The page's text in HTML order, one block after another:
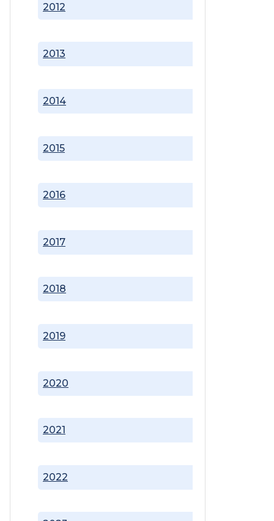
2012
2013
2014
2015
2016
2017
2018
2019
2020
2021
2022